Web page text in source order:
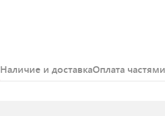
Наличие и доставкаОплата частями